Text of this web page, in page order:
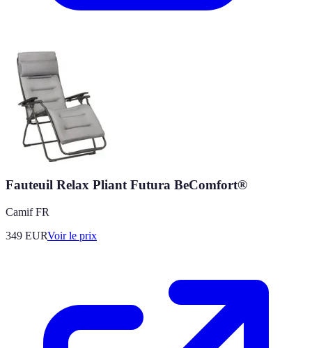
Fauteuil Relax Pliant Futura BeComfort®
Camif FR
349 EURVoir le prix